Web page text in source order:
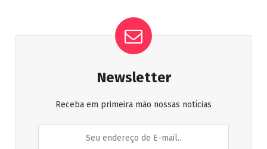
Newsletter
Receba em primeira mão nossas notícias